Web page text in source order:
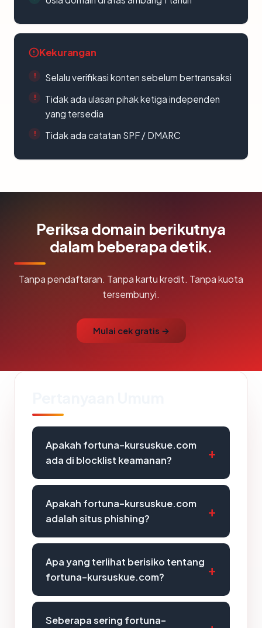
Kekurangan
Selalu verifikasi konten sebelum bertransaksi
Tidak ada ulasan pihak ketiga independen
yang tersedia
Tidak ada catatan SPF / DMARC
Periksa domain berikutnya
dalam beberapa detik.
Tanpa pendaftaran. Tanpa kartu kredit. Tanpa kuota
tersembunyi.
Mulai cek gratis →
Apakah fortuna-kursuskue.com
ada di blocklist keamanan?
Apakah fortuna-kursuskue.com
adalah situs phishing?
Apa yang terlihat berisiko tentang
fortuna-kursuskue.com?
Seberapa sering fortuna-